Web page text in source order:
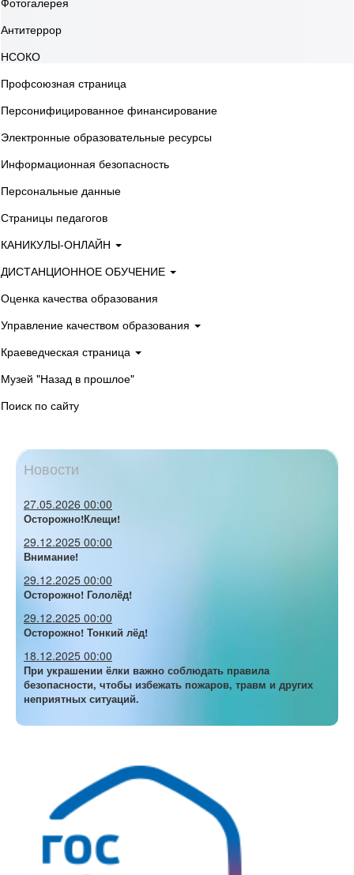
Антитеррор
НСОКО
Профсоюзная страница
Персонифицированное финансирование
Электронные образовательные ресурсы
Информационная безопасность
Персональные данные
Страницы педагогов
КАНИКУЛЫ-ОНЛАЙН
ДИСТАНЦИОННОЕ ОБУЧЕНИЕ
Оценка качества образования
Управление качеством образования
Краеведческая страница
Музей "Назад в прошлое"
Поиск по сайту
Новости
27.05.2026 00:00
Осторожно!Клещи!
29.12.2025 00:00
Внимание!
29.12.2025 00:00
Осторожно! Гололёд!
29.12.2025 00:00
Осторожно! Тонкий лёд!
18.12.2025 00:00
При украшении ёлки важно соблюдать правила
безопасности, чтобы избежать пожаров, травм и других
неприятных ситуаций.